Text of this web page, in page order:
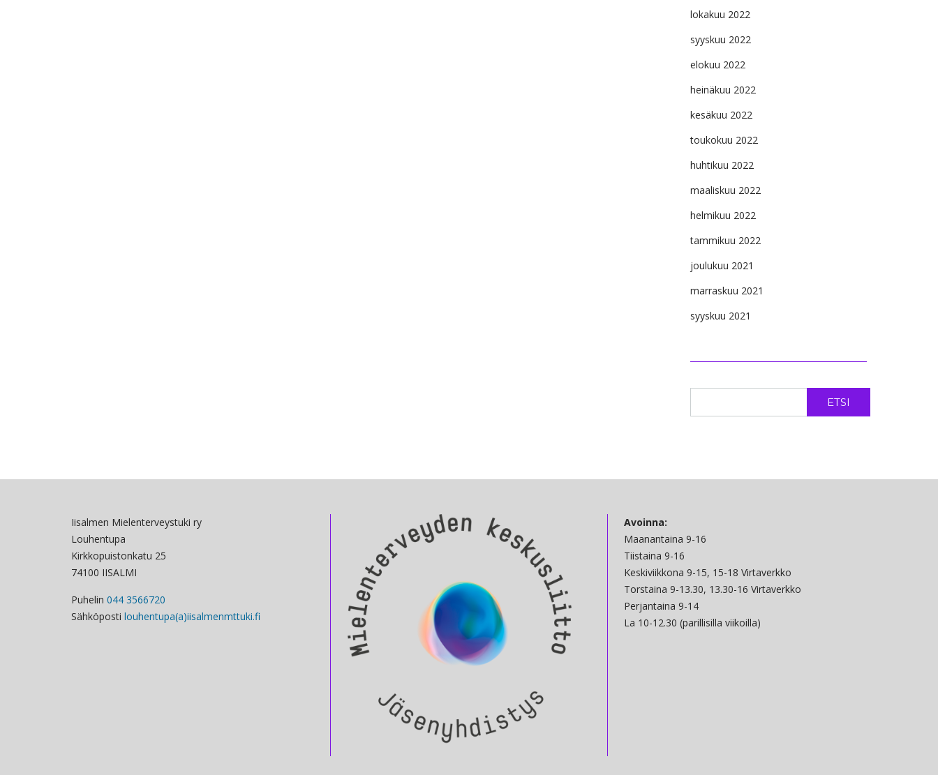
lokakuu 2022
syyskuu 2022
elokuu 2022
heinäkuu 2022
kesäkuu 2022
toukokuu 2022
huhtikuu 2022
maaliskuu 2022
helmikuu 2022
tammikuu 2022
joulukuu 2021
marraskuu 2021
syyskuu 2021
ETSI
Iisalmen Mielenterveystuki ry
Louhentupa
Kirkkopuistonkatu 25
74100 IISALMI
Puhelin 044 3566720
Sähköposti louhentupa(a)iisalmenmttuki.fi
Avoinna:
Maanantaina 9-16
Tiistaina 9-16
Keskiviikkona 9-15, 15-18 Virtaverkko
Torstaina 9-13.30, 13.30-16 Virtaverkko
Perjantaina 9-14
La 10-12.30 (parillisilla viikoilla)